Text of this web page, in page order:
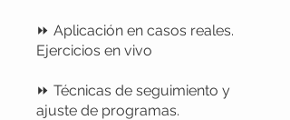
⏩ Aplicación en casos reales.
Ejercicios en vivo
⏩ Técnicas de seguimiento y
ajuste de programas.